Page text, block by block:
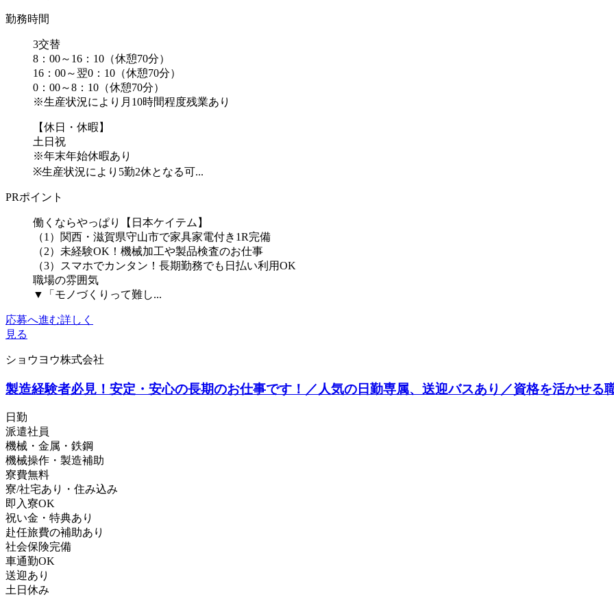
勤務時間
3交替
8：00～16：10（休憩70分）
16：00～翌0：10（休憩70分）
0：00～8：10（休憩70分）
※生産状況により月10時間程度残業あり
【休日・休暇】
土日祝
※年末年始休暇あり
※生産状況により5勤2休となる可...
PRポイント
働くならやっぱり【日本ケイテム】
（1）関西・滋賀県守山市で家具家電付き1R完備
（2）未経験OK！機械加工や製品検査のお仕事
（3）スマホでカンタン！長期勤務でも日払い利用OK
職場の雰囲気
▼「モノづくりって難し...
応募へ進む詳しく
見る
ショウヨウ株式会社
製造経験者必見！安定・安心の長期のお仕事です！／人気の日勤専属、送迎バスあり／資格を活かせる
日勤
派遣社員
機械・金属・鉄鋼
機械操作・製造補助
寮費無料
寮/社宅あり・住み込み
即入寮OK
祝い金・特典あり
赴任旅費の補助あり
社会保険完備
車通勤OK
送迎あり
土日休み